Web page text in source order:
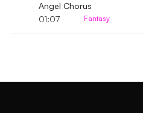
Angel Chorus
01:07
Fantasy